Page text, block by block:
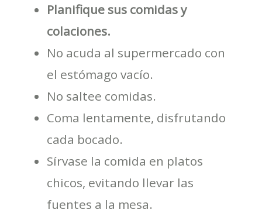
Planifique sus comidas y
colaciones.
No acuda al supermercado con
el estómago vacío.
No saltee comidas.
Coma lentamente, disfrutando
cada bocado.
Sírvase la comida en platos
chicos, evitando llevar las
fuentes a la mesa.